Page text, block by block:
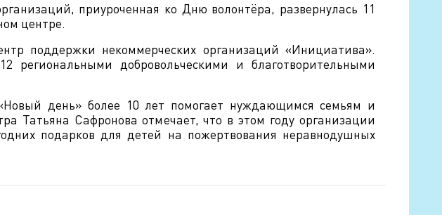
приуроченная ко Дню волонтёра, развернулась 11
центре.
поддержки некоммерческих организаций «Инициатива».
региональными добровольческими и благотворительными
день» более 10 лет помогает нуждающимся семьям и
Татьяна Сафронова отмечает, что в этом году организации
подарков для детей на пожертвования неравнодушных